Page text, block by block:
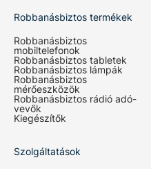
Robbanásbiztos termékek
Robbanásbiztos
mobiltelefonok
Robbanásbiztos tabletek
Robbanásbiztos lámpák
Robbanásbiztos
mérőeszközök
Robbanásbiztos rádió adó-
vevők
Kiegészítők
Szolgáltatások